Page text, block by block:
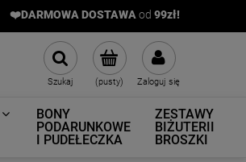
❤️DARMOWA DOSTAWA od 99zł!
(pusty) Zaloguj się
Szukaj
BONY
PODARUNKOWE
I PUDEŁECZKA
ZESTAWY
BIŻUTERII
BROSZKI